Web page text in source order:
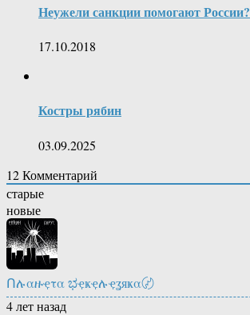
Неужели санкции помогают России?
17.10.2018
Костры рябин
03.09.2025
12Комментарий
старые
новые
Ոሉαዙҿτα ಭҿҝҿሉҿʓяҝα〄
4 лет назад